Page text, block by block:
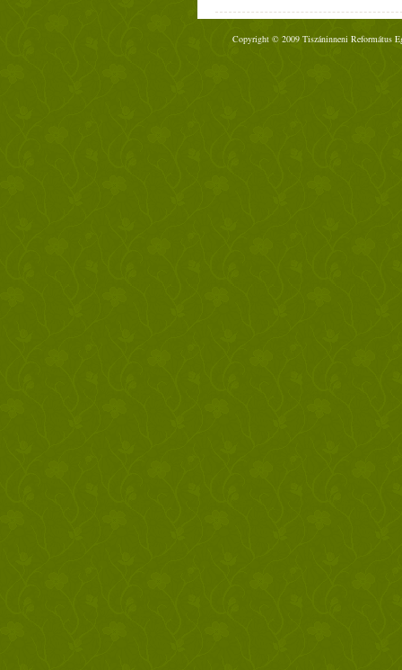
Copyright © 2009 Tiszáninneni Református